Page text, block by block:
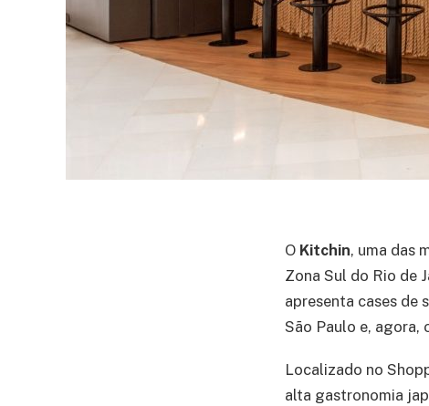
O Kitchin, uma das
Zona Sul do Rio de
apresenta cases de
São Paulo e, agora,
Localizado no
alta gastronomia